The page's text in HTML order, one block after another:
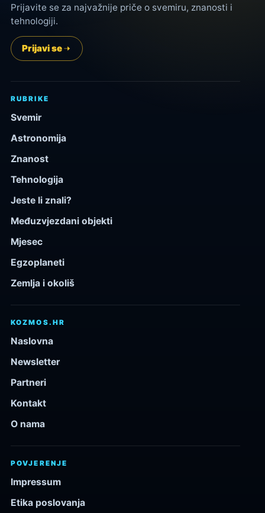
Prijavite se za najvažnije priče o svemiru, znanosti i
tehnologiji.
Prijavi se
RUBRIKE
Svemir
Astronomija
Znanost
Tehnologija
Jeste li znali?
Međuzvjezdani objekti
Mjesec
Egzoplaneti
Zemlja i okoliš
KOZMOS.HR
Naslovna
Newsletter
Partneri
Kontakt
O nama
POVJERENJE
Impressum
Etika poslovanja